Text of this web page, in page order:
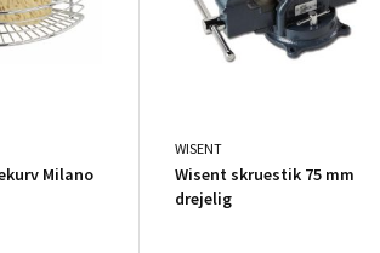
Milano
WISENT
Wisent skruestik 75 mm
drejelig